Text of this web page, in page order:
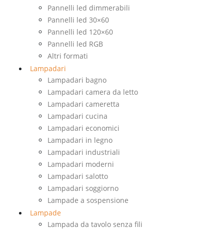
Pannelli led dimmerabili
Pannelli led 30×60
Pannelli led 120×60
Pannelli led RGB
Altri formati
Lampadari
Lampadari bagno
Lampadari camera da letto
Lampadari cameretta
Lampadari cucina
Lampadari economici
Lampadari in legno
Lampadari industriali
Lampadari moderni
Lampadari salotto
Lampadari soggiorno
Lampade a sospensione
Lampade
Lampada da tavolo senza fili